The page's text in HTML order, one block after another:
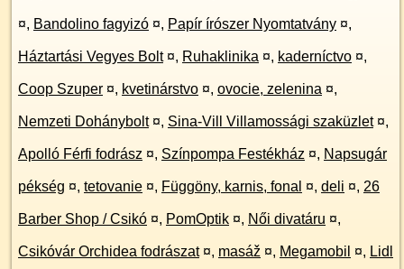
¤, Bandolino fagyizó ¤, Papír írószer Nyomtatvány ¤,
Háztartási Vegyes Bolt ¤, Ruhaklinika ¤, kaderníctvo ¤,
Coop Szuper ¤, kvetinárstvo ¤, ovocie, zelenina ¤,
Nemzeti Dohánybolt ¤, Sina-Vill Villamossági szaküzlet ¤,
Apolló Férfi fodrász ¤, Színpompa Festékház ¤, Napsugár
pékség ¤, tetovanie ¤, Függöny, karnis, fonal ¤, deli ¤, 26
Barber Shop / Csikó ¤, PomOptik ¤, Női divatáru ¤,
Csikóvár Orchidea fodrászat ¤, masáž ¤, Megamobil ¤, Lidl